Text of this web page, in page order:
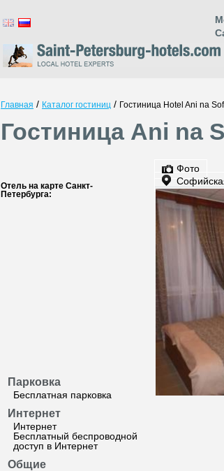
Главная / Каталог гостиниц / Гостиница Hotel Ani na
Гостиница Ani na
Отель на карте Санкт-
Петербурга:
Парковка
Бесплатная парковка
Интернет
Интернет
Бесплатный беспроводной
доступ в Интернет
Общие
Фото